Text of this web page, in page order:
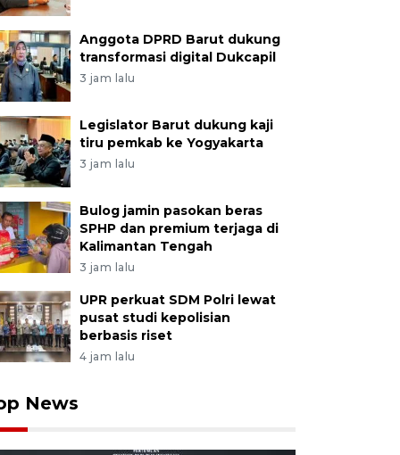
Anggota DPRD Barut dukung
transformasi digital Dukcapil
3 jam lalu
Legislator Barut dukung kaji
tiru pemkab ke Yogyakarta
3 jam lalu
Bulog jamin pasokan beras
SPHP dan premium terjaga di
Kalimantan Tengah
3 jam lalu
UPR perkuat SDM Polri lewat
pusat studi kepolisian
berbasis riset
4 jam lalu
News